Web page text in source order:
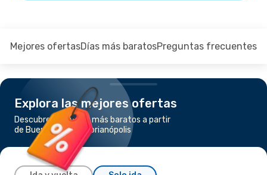
Mejores ofertasDías más baratosPreguntas frecuentes
Explora las mejores ofertas
Descubre los vuelos más baratos a partir
de Buenos Aires a Florianópolis